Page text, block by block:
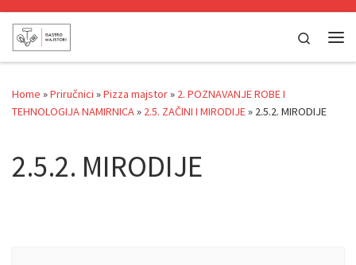
Skip to content
Search
Home »Priručnici »Pizza majstor» 2. POZNAVANJE ROBE I
TEHNOLOGIJA NAMIRNICA» 2.5. ZAČINI I MIRODIJE» 2.5.2. MIRODIJE
2.5.2. MIRODIJE